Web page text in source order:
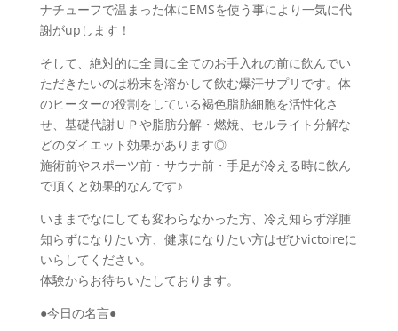
ナチューフで温まった体にEMSを使う事により一気に代
謝がupします！
そして、絶対的に全員に全てのお手入れの前に飲んでい
ただきたいのは粉末を溶かして飲む爆汗サプリです。体
のヒーターの役割をしている褐色脂肪細胞を活性化さ
せ、基礎代謝ＵＰや脂肪分解・燃焼、セルライト分解な
どのダイエット効果があります◎
施術前やスポーツ前・サウナ前・手足が冷える時に飲ん
で頂くと効果的なんです♪
いままでなにしても変わらなかった方、冷え知らず浮腫
知らずになりたい方、健康になりたい方はぜひvictoireに
いらしてください。
体験からお待ちいたしております。
●今日の名言●